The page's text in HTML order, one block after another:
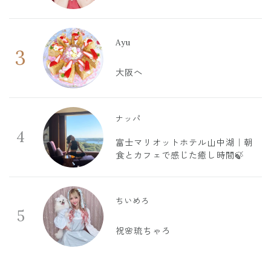
3
Ayu
大阪へ
4
ナッパ
富士マリオットホテル山中湖｜朝
食とカフェで感じた癒し時間🍃
5
ちいめろ
祝🌸琉ちゃろ